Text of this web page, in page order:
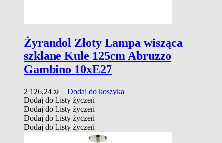
Żyrandol Złoty Lampa wisząca
szklane Kule 125cm Abruzzo
Gambino 10xE27
2 126,24 zł
Dodaj do koszyka
Dodaj do Listy życzeń
Dodaj do Listy życzeń
Dodaj do Listy życzeń
Dodaj do Listy życzeń